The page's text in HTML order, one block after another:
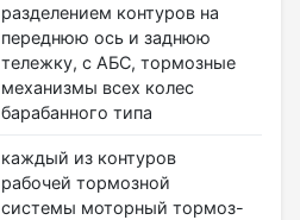
разделением контуров на
переднюю ось и заднюю
тележку, с АБС, тормозные
механизмы всех колес
барабанного типа
каждый из контуров
рабочей тормозной
системы моторный тормоз-